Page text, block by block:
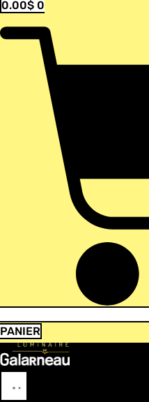
0.00$ 0
PANIER